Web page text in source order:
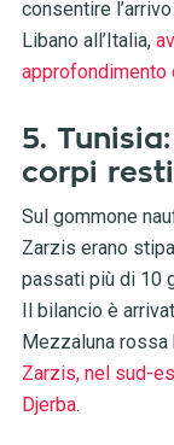
consentire
Libano all’Italia,
approfondimento
5.
corpi
Sul gommone
Zarzis erano
passati più di 10
Il bilancio è
Mezzaluna rossa
Zarzis, nel sud-
Djerba.